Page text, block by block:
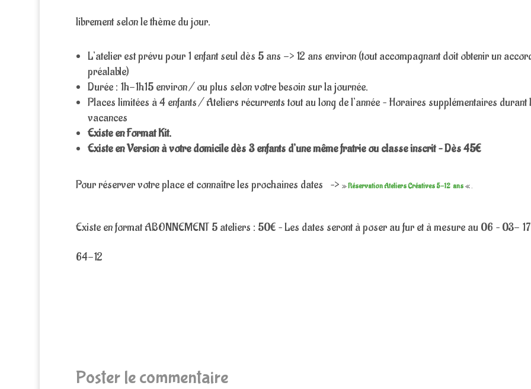
librement selon le thème du jour.
L’atelier est prévu pour 1 enfant seul dès 5 ans -> 12 ans environ (tout accompagnant doit obtenir un
préalable)
Durée : 1h-1h15 environ / ou plus selon votre besoin sur la journée.
Places limitées à 4 enfants / Ateliers récurrents tout au long de l’année – Horaires supplémentaires durant
vacances
Existe en Format Kit.
Existe en Version à votre domicile dès 3 enfants d’une même fratrie ou classe inscrit – Dès 45€
Pour réserver votre place et connaître les prochaines dates –>»Réservation Ateliers Créatives 5-12 ans « .
Existe en format ABONNEMENT 5 ateliers : 50€ – Les dates seront à poser au fur et à mesure au 06 – 03-
64-12
Poster le commentaire